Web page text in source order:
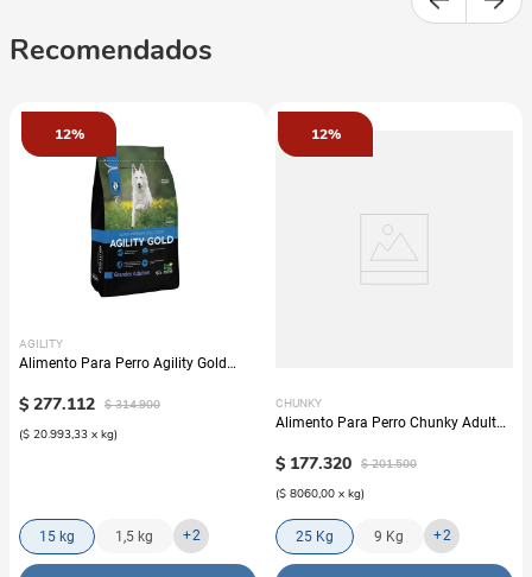
Recomendados
12%
AGILITY
Alimento Para Perro Agility Gold
$ 277.112 $ 314.900
($ 20.993,33 x kg)
15 kg 1,5 kg +2
12%
CHUNKY
Alimento Para Perro Chunky Adulto
$ 177.320 $ 201.500
($ 8060,00 x kg)
25 Kg 9 Kg +2